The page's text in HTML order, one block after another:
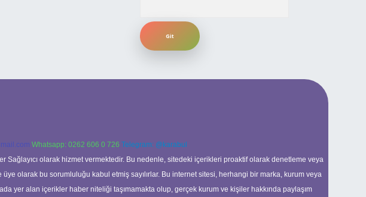
Whatsapp: 0262 606 0 726 Telegram: @karabul
Sağlayıcı olarak hizmet vermektedir. Bu nedenle, sitedeki içerikleri proaktif olarak denetleme veya
olarak bu sorumluluğu kabul etmiş sayılırlar. Bu internet sitesi, herhangi bir marka, kurum veya
yer alan içerikler haber niteliği taşımamakta olup, gerçek kurum ve kişiler hakkında paylaşım